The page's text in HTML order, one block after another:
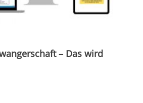
– Das wird